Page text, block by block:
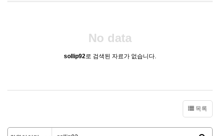
No data
sollip92로 검색된 자료가 없습니다.
목록